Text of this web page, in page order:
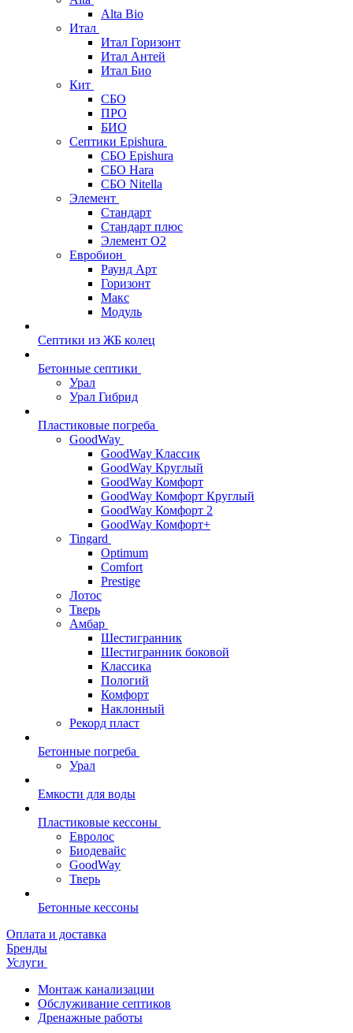
Alta Bio
Итал
Итал Горизонт
Итал Антей
Итал Био
Кит
СБО
ПРО
БИО
Септики Epishura
СБО Epishura
СБО Hara
СБО Nitella
Элемент
Стандарт
Стандарт плюс
Элемент О2
Евробион
Раунд Арт
Горизонт
Макс
Модуль
Септики из ЖБ колец
Бетонные септики
Урал
Урал Гибрид
Пластиковые погреба
GoodWay
GoodWay Классик
GoodWay Круглый
GoodWay Комфорт
GoodWay Комфорт Круглый
GoodWay Комфорт 2
GoodWay Комфорт+
Tingard
Optimum
Comfort
Prestige
Лотос
Тверь
Амбар
Шестигранник
Шестигранник боковой
Классика
Пологий
Комфорт
Наклонный
Рекорд пласт
Бетонные погреба
Урал
Емкости для воды
Пластиковые кессоны
Евролос
Биодевайс
GoodWay
Тверь
Бетонные кессоны
Оплата и доставка
Бренды
Услуги
Монтаж канализации
Обслуживание септиков
Дренажные работы